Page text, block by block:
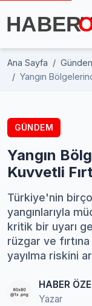
Ana Sayfa
Yangın
GÜNDEM
Yangın
Kuvvetli
Türkiye'nin
yangınlarıyla
kritik bir uyarı
rüzgar ve
yayılma riskini
HABER
Yazar